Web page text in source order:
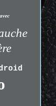
avec